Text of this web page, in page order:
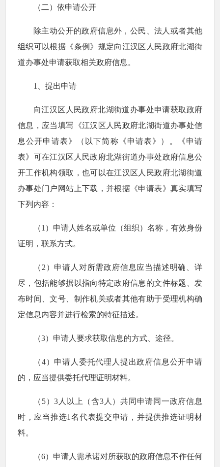
（二）依申请公开
除主动公开的政府信息外，公民、法人或者其他
组织可以根据《条例》规定向江汉区人民政府北湖街
道办事处申请获取相关政府信息。
1、提出申请
向江汉区人民政府北湖街道办事处申请获取政府
信息，应当填写《江汉区人民政府北湖街道办事处信
息公开申请表》（以下简称《申请表》）。《申请
表》可在江汉区人民政府北湖街道办事处政府信息公
开工作机构领取，也可以在江汉区人民政府北湖街道
办事处门户网站上下载，并根据《申请表》真实填写
下列内容：
（1）申请人姓名或单位（组织）名称，有效身份
证明，联系方式。
（2）申请人对所需政府信息应当描述明确、详
尽，包括能够据以指向特定政府信息的文件标题、发
布时间、文号、制作机关或者其他有助于受理机构确
定信息内容并进行检索的特征描述。
（3）申请人要求获取信息的方式、途径。
（4）申请人委托代理人提出政府信息公开申请
的，应当提供委托代理证明材料。
（5）3人以上（含3人）共同申请同一政府信息
时，应当推选1名代表提交申请，并提供推选证明材
料。
（6）申请人需承诺对所获取的政府信息不作任何